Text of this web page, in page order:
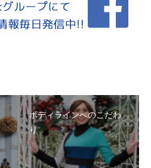
ボディラインへのこだわ
り